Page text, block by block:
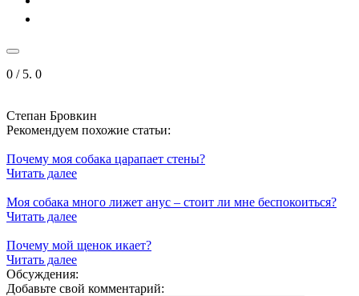
0 / 5. 0
Степан Бровкин
Рекомендуем похожие статьи:
Почему моя собака царапает стены?
Читать далее
Моя собака много лижет анус – стоит ли мне беспокоиться?
Читать далее
Почему мой щенок икает?
Читать далее
Обсуждения:
Добавьте свой комментарий: